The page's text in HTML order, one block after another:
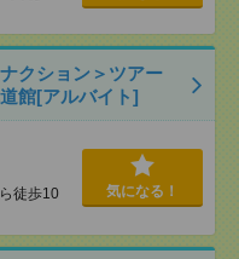
クション＞ツアー
館[アルバイト]
徒歩10
気になる！